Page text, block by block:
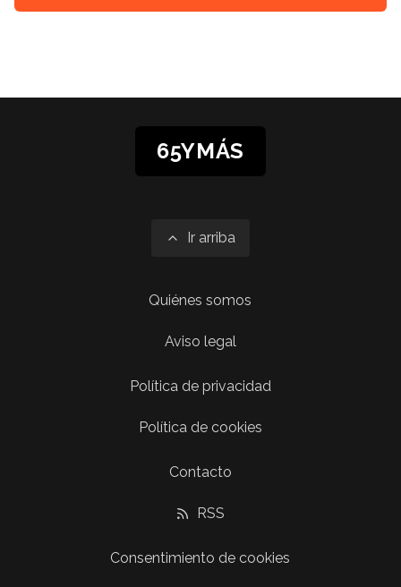
65YMÁS
Ir arriba
Quiénes somos
Aviso legal
Política de privacidad
Política de cookies
Contacto
RSS
Consentimiento de cookies